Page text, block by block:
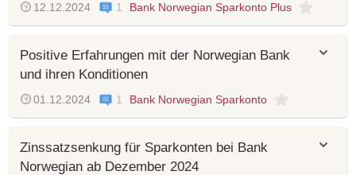
12.12.2024 1 Bank Norwegian Sparkonto Plus
Positive Erfahrungen mit der Norwegian Bank
und ihren Konditionen
01.12.2024 1 Bank Norwegian Sparkonto
Zinssatzsenkung für Sparkonten bei Bank
Norwegian ab Dezember 2024